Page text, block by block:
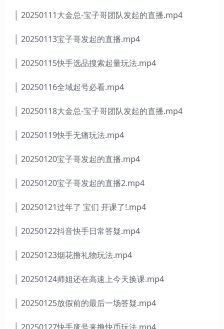
│ 20250111大金总-宝子哥团队发起的直播.mp4
│ 20250113宝子哥发起的直播.mp4
│ 20250115快手选品搜索起量玩法.mp4
│ 20250116全域起号必看.mp4
│ 20250118大金总-宝子哥团队发起的直播.mp4
│ 20250119快手无痛玩法.mp4
│ 20250120宝子哥发起的直播.mp4
│ 20250120宝子哥发起的直播2.mp4
│ 20250121过年了 宝们 开课了!.mp4
│ 20250122抖音快手日常答疑.mp4
│ 20250123烟花撸礼物玩法.mp4
│ 20250124师姐还在高速上今天换课.mp4
│ 20250125放假前的最后一场答疑.mp4